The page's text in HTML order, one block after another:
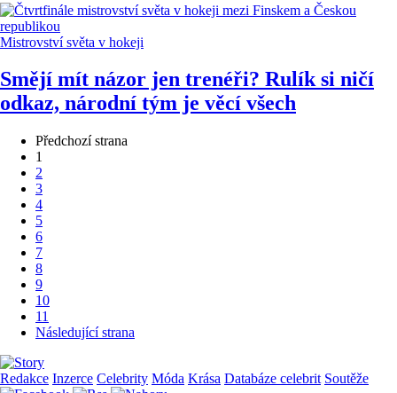
Mistrovství světa v hokeji
Smějí mít názor jen trenéři? Rulík si ničí
odkaz, národní tým je věcí všech
Předchozí strana
1
2
3
4
5
6
7
8
9
10
11
Následující strana
Redakce Inzerce Celebrity Móda Krása Databáze celebrit Soutěže